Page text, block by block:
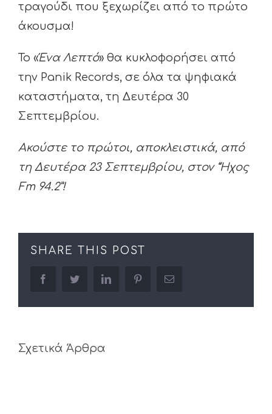
τραγούδι που ξεχωρίζει από το πρώτο
άκουσμα!
Το «Ένα Λεπτό» θα κυκλοφορήσει από
την Panik Records, σε όλα τα ψηφιακά
καταστήματα, τη Δευτέρα 30
Σεπτεμβρίου.
Ακούστε το πρώτοι, αποκλειστικά, από
τη Δευτέρα 23 Σεπτεμβρίου, στον “Ήχος
Fm 94.2”!
SHARE THIS POST
facebooktwitter linkedin pinterestEmail
Σχετικά Άρθρα